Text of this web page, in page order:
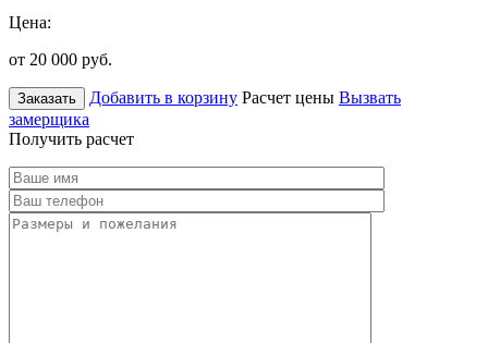
Цена:
от 20 000 руб.
Заказать Добавить в корзину Расчет цены Вызвать
замерщика
Получить расчет